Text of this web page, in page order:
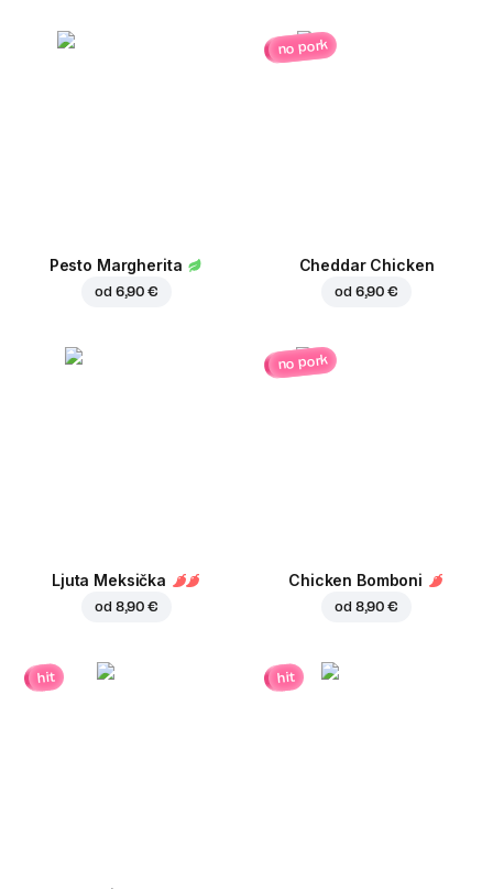
Pesto Margherita
od 6,90 €
no pork
Cheddar Chicken
od 6,90 €
Ljuta Meksička
od 8,90 €
no pork
Chicken Bomboni
od 8,90 €
hit hit